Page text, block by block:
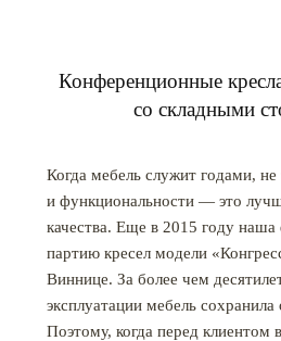
Конференционные
со складными
Когда мебель служит годами, не
и функциональности ― это
качества. Еще в 2015 году наша
партию кресел модели
Виннице. За более чем
эксплуатации мебель
Поэтому, когда перед клиентом